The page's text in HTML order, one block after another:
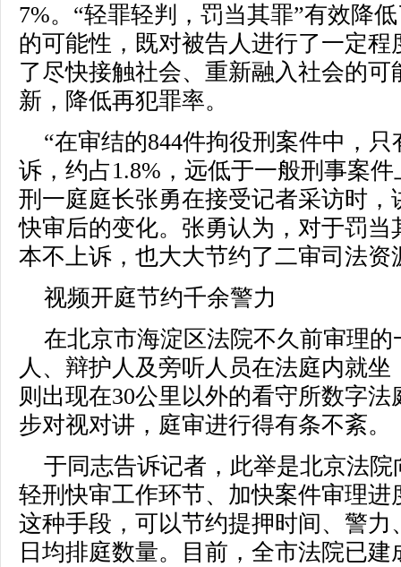
7%。“轻罪轻判，罚当其罪”有效降
的可能性，既对被告人进行了一定
了尽快接触社会、重新融入社会的
新，降低再犯罪率。
“在审结的844件拘役刑案件中，
诉，约占1.8%，远低于一般刑事案
刑一庭庭长张勇在接受记者采访时
快审后的变化。张勇认为，对于罚
本不上诉，也大大节约了二审司法资
视频开庭节约千余警力
在北京市海淀区法院不久前审理
人、辩护人及旁听人员在法庭内就
则出现在30公里以外的看守所数字
步对视对讲，庭审进行得有条不紊。
于同志告诉记者，此举是北京法
轻刑快审工作环节、加快案件审理
这种手段，可以节约提押时间、警
日均排庭数量。目前，全市法院已